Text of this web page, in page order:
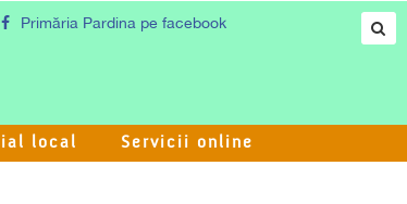
Primăria Pardina pe facebook
local
Servicii online